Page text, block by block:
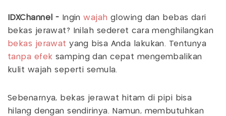
IDXChannel - Inginwajah glowing dan bebas dari
bekas jerawat? Inilah sederet cara menghilangkan
bekas jerawat yang bisa Anda lakukan. Tentunya
tanpa efek samping dan cepat mengembalikan
kulit wajah seperti semula.
Sebenarnya, bekas jerawat hitam di pipi bisa
hilang dengan sendirinya. Namun, membutuhkan